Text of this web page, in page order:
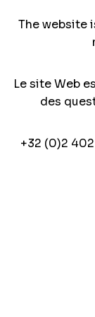
The website
Le site Web
des
+32 (0)2 402